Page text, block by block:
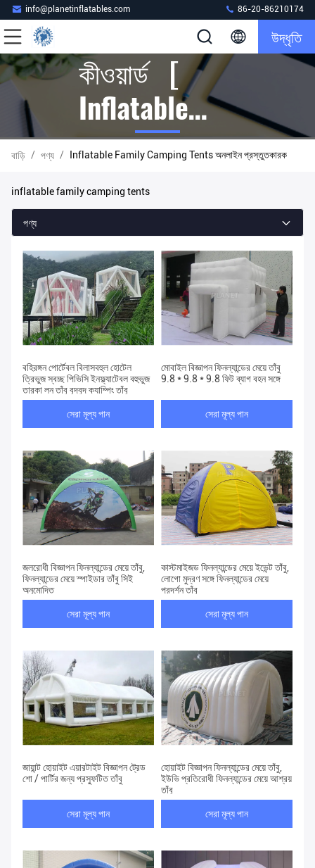
info@planetinflatables.com 86-20-86210174
উদ্ধৃতি
কীওয়ার্ড [
Inflatable
Family
Camping
Tents ] ম্যাচ
30 পণ্য
বাড়ি / পণ্য / Inflatable Family Camping Tents অনলাইন প্রস্তুতকারক
inflatable family camping tents
পণ্য
বহিরঙ্গন পোর্টেবল বিলাসবহুল হোটেল
ত্রিভুজ স্বচ্ছ পিভিসি ইনফ্ল্যাটেবল বহুভুজ
তারকা লন তাঁবু বুদ্বুদ ক্যাম্পিং তাঁবু
সেরা মূল্য পান
মোবাইল বিজ্ঞাপন ফিনল্যান্ডের মেয়ে তাঁবু
9.8 * 9.8 * 9.8 ফিট ব্যাগ বহন সঙ্গে
সেরা মূল্য পান
জলরোধী বিজ্ঞাপন ফিনল্যান্ডের মেয়ে তাঁবু,
ফিনল্যান্ডের মেয়ে স্পাইডার তাঁবু সিই
অনুমোদিত
সেরা মূল্য পান
কাস্টমাইজড ফিনল্যান্ডের মেয়ে ইভেন্ট তাঁবু,
লোগো মুদ্রণ সঙ্গে ফিনল্যান্ডের মেয়ে
প্রদর্শন তাঁবু
সেরা মূল্য পান
জায়ান্ট হোয়াইট এয়ারটাইট বিজ্ঞাপন ট্রেড
শো / পার্টির জন্য প্রস্ফুটিত তাঁবু
সেরা মূল্য পান
হোয়াইট বিজ্ঞাপন ফিনল্যান্ডের মেয়ে তাঁবু,
ইউভি প্রতিরোধী ফিনল্যান্ডের মেয়ে আশ্রয়
তাঁবু
সেরা মূল্য পান